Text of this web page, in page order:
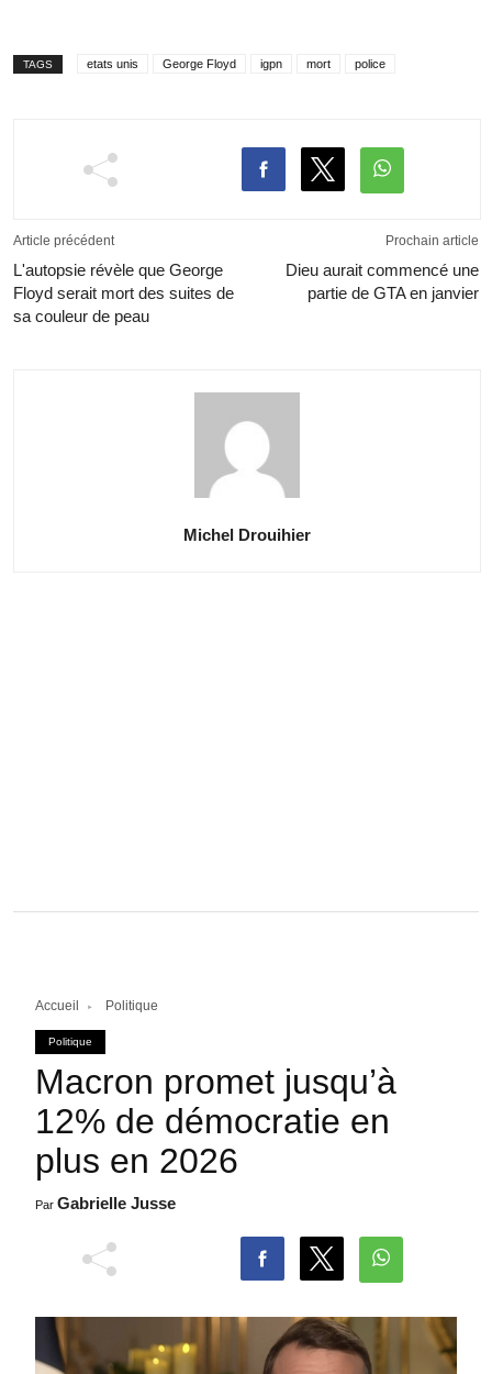
TAGS etats unis George Floyd igpn mort police
Article précédent
L'autopsie révèle que George
Floyd serait mort des suites de
sa couleur de peau
Prochain article
Dieu aurait commencé une
partie de GTA en janvier
Michel Drouihier